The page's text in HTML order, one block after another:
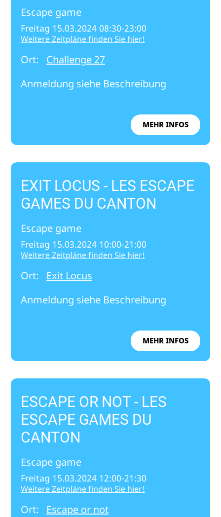
Escape game
Freitag 15.03.2024 08:30-23:00
Weitere Zeitpläne finden Sie hier!
Ort:
Challenge 27
Anmeldung siehe Beschreibung
MEHR INFOS
EXIT LOCUS - LES ESCAPE
GAMES DU CANTON
Escape game
Freitag 15.03.2024 10:00-21:00
Weitere Zeitpläne finden Sie hier!
Ort:
Exit Locus
Anmeldung siehe Beschreibung
MEHR INFOS
ESCAPE OR NOT - LES
ESCAPE GAMES DU
CANTON
Escape game
Freitag 15.03.2024 12:00-21:30
Weitere Zeitpläne finden Sie hier!
Ort:
Escape or not